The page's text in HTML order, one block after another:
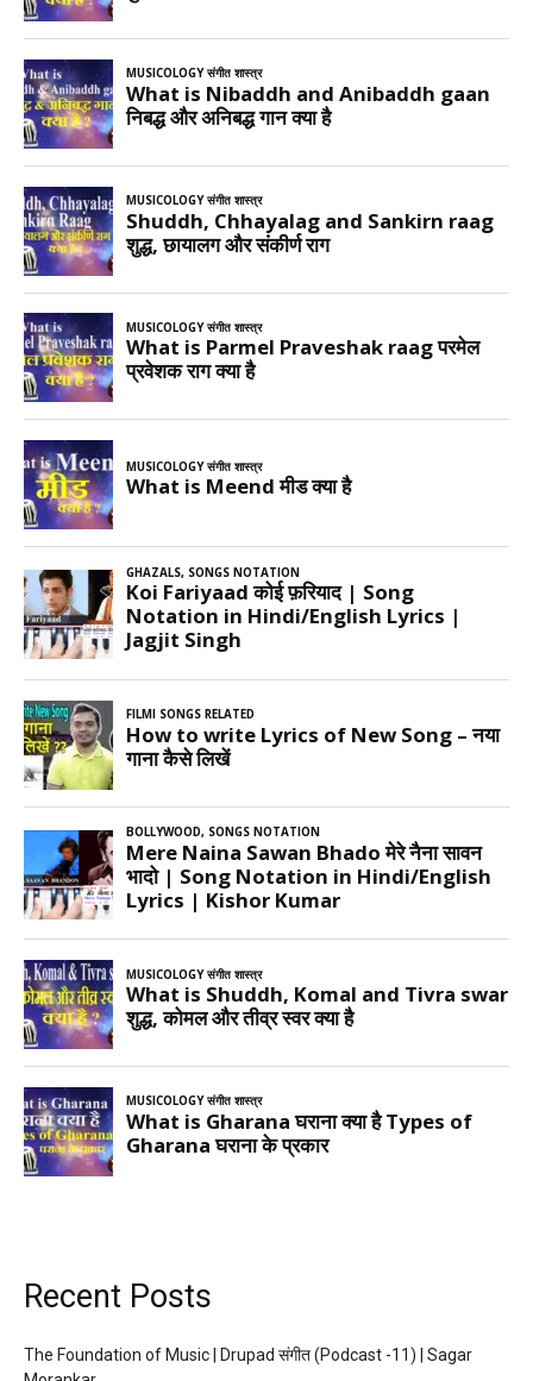
Recent Posts
The Foundation of Music | Drupad संगीत (Podcast -11) | Sagar